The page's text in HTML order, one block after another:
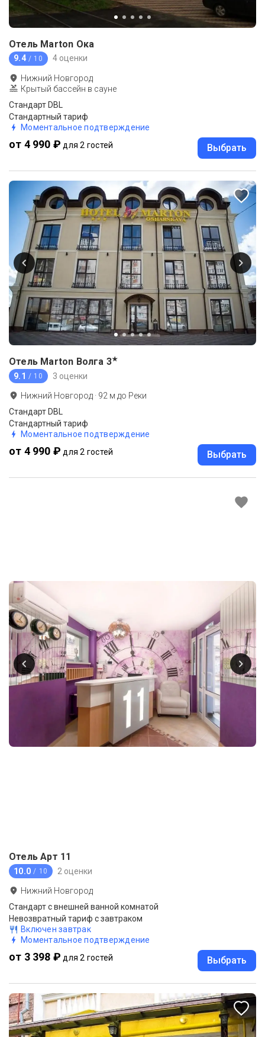
Отель Marton Ока
9.4 / 10 4 оценки
Нижний Новгород
Крытый бассейн в сауне
Стандарт DBL
Стандартный тариф
Моментальное подтверждение
от 4 990 ₽ для 2 гостей Выбрать
Отель Marton Волга 3★
9.1 / 10 3 оценки
Нижний Новгород · 92 м до Реки
Стандарт DBL
Стандартный тариф
Моментальное подтверждение
от 4 990 ₽ для 2 гостей Выбрать
Отель Арт 11
10.0 / 10 2 оценки
Нижний Новгород
Стандарт с внешней ванной комнатой
Невозвратный тариф с завтраком
Включен завтрак
Моментальное подтверждение
от 3 398 ₽ для 2 гостей Выбрать